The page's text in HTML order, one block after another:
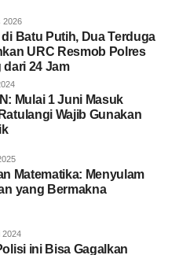
2026
Batu Putih, Dua Terduga
URC Resmob Polres
24 Jam
Mulai 1 Juni Masuk
Wajib Gunakan
Matematika: Menyulam
yang Bermakna
2024
ini Bisa Gagalkan